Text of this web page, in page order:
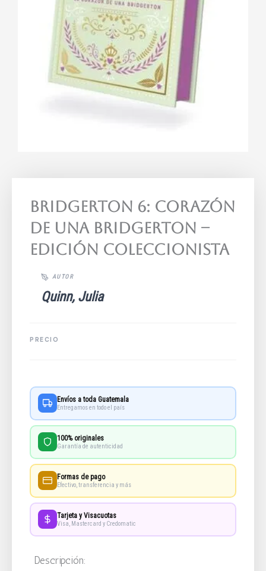
Bridgerton 6: Corazón
De Una Bridgerton –
Edición Coleccionista
Quinn, Julia
Envíos a toda Guatemala
Entregamos en todo el país
100% originales
Garantía de autenticidad
Formas de pago
Efectivo, transferencia y más
Tarjeta y Visacuotas
Visa, Mastercard y Credomatic
Descripción: